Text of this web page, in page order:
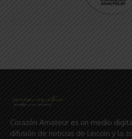
Corazón Amateur es un medio
difusión de noticias de Lincoln y la